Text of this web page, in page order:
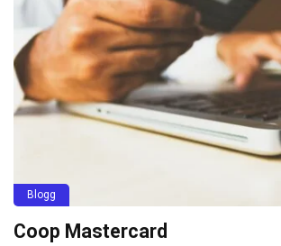
Blogg
Coop Mastercard